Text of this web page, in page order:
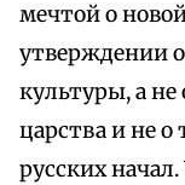
мечтой о
утверждении
культуры, а
царства и не
русских